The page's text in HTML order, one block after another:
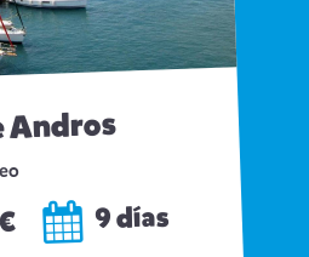
Andros
9 días